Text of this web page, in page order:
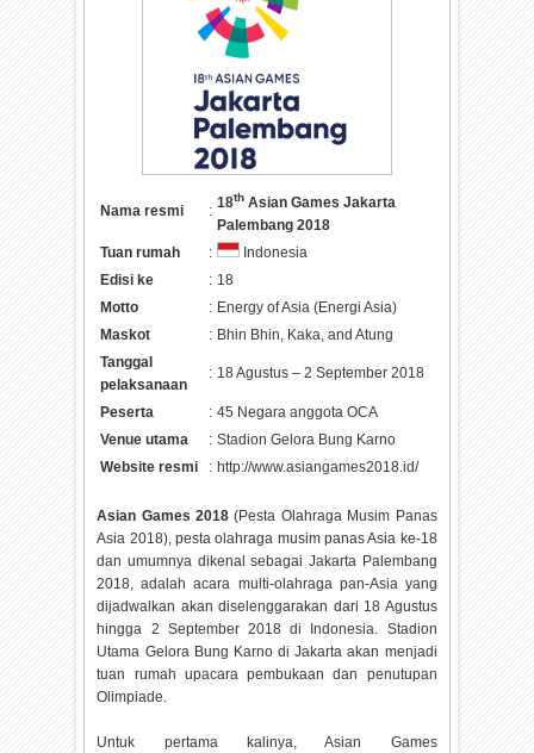
Nama resmi : 18th Asian Games Jakarta
Palembang 2018
Tuan rumah
:
Indonesia
Edisi ke
: 18
Motto
: Energy of Asia (Energi Asia)
Maskot
: Bhin Bhin, Kaka, and Atung
Tanggal
pelaksanaan
: 18 Agustus – 2 September 2018
Peserta : 45 Negara anggota OCA
Venue utama
: Stadion Gelora Bung Karno
Website resmi
: http://www.asiangames2018.id/
Asian Games 2018 (Pesta Olahraga Musim Panas
Asia 2018), pesta olahraga musim panas Asia ke-18
dan umumnya dikenal sebagai Jakarta Palembang
2018, adalah acara multi-olahraga pan-Asia yang
dijadwalkan akan diselenggarakan dari 18 Agustus
hingga 2 September 2018 di Indonesia. Stadion
Utama Gelora Bung Karno di Jakarta akan menjadi
tuan rumah upacara pembukaan dan penutupan
Olimpiade.
Untuk pertama kalinya, Asian Games